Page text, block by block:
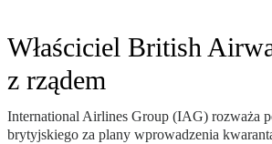
Właściciel British
z rządem
International Airlines Group (IAG) rozważa
brytyjskiego za plany wprowadzenia